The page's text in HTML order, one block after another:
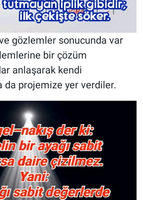
gözlemler sonucunda var
bir çözüm
anlaşarak kendi
da projemize yer verdiler.